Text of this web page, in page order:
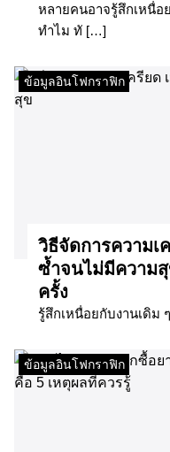
หลายคนอาจรู้สึกเหนื่อ
ทำไม ทั […]
ข้อมูลอินโฟกราฟิก
วิธีจัดการความเ
ซ้ำจนไม่มีความ
ครั้ง
รู้สึกเหนื่อยกับงานเดิ
ข้อมูลอินโฟกราฟิก